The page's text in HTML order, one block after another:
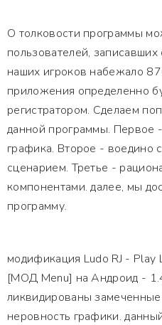
О толковости программы
пользователей,
наших игроков набежало
приложения определенно
регистратором. Сделаем
данной программы. Первое
графика. Второе - воедино
сценарием. Третье -
компонентами. далее, мы
программу.
модификация Ludo RJ -
[МОД Menu] на Андроид -
ликвидированы
неровность графики.